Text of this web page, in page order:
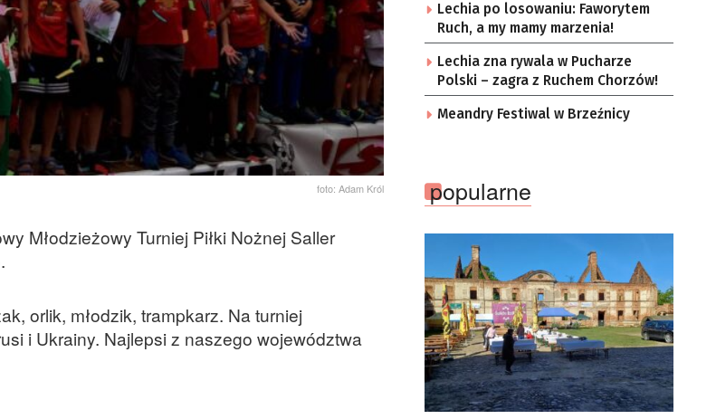
foto: Adam Król
Młodzieżowy Turniej Piłki Nożnej Saller
orlik, młodzik, trampkarz. Na turniej
i Ukrainy. Najlepsi z naszego województwa
Lechia po losowaniu: Faworytem
Ruch, a my mamy marzenia!
Lechia zna rywala w Pucharze
Polski – zagra z Ruchem Chorzów!
Meandry Festiwal w Brzeźnicy
popularne